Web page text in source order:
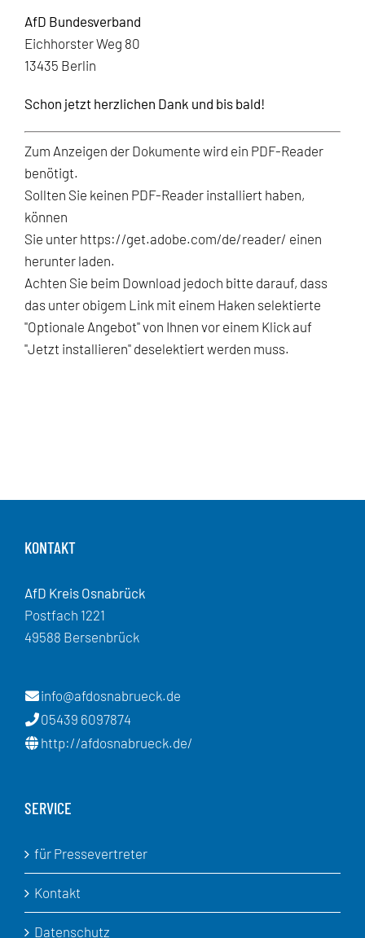
AfD Bundesverband
Eichhorster Weg 80
13435 Berlin
Schon jetzt herzlichen Dank und bis bald!
Zum Anzeigen der Dokumente wird ein PDF-Reader
benötigt.
Sollten Sie keinen PDF-Reader installiert haben,
können
Sie unter https://get.adobe.com/de/reader/ einen
herunter laden.
Achten Sie beim Download jedoch bitte darauf, dass
das unter obigem Link mit einem Haken selektierte
"Optionale Angebot" von Ihnen vor einem Klick auf
"Jetzt installieren" deselektiert werden muss.
KONTAKT
AfD Kreis Osnabrück
Postfach 1221
49588 Bersenbrück
info@afdosnabrueck.de
05439 6097874
http://afdosnabrueck.de/
SERVICE
für Pressevertreter
Kontakt
Datenschutz